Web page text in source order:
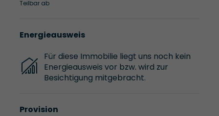
Teilbar ab
Energieausweis
Für diese Immobilie liegt uns noch kein
Energieausweis vor bzw. wird zur
Besichtigung mitgebracht.
Provision